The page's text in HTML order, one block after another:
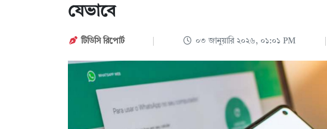
যেভাবে
টিডিসি রিপোর্ট ০৩ জানুয়ারি ২০২৬, ০১:০১ PM